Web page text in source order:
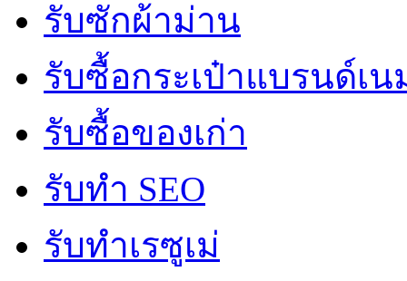
รับซักผ้าม่าน
รับซื้อกระเป๋าแบรนด์เน
รับซื้อของเก่า
รับทำ SEO
รับทำเรซูเม่